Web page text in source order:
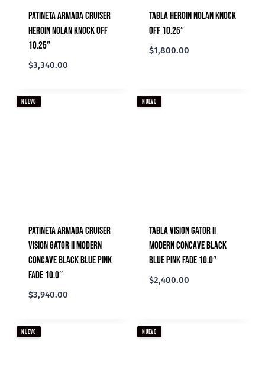
Patineta Armada Cruiser
Heroin Nolan Knock Off
10.25″
$3,340.00
Tabla Heroin Nolan Knock
Off 10.25″
$1,800.00
NUEVO
Patineta Armada Cruiser
Vision Gator II Modern
Concave Black Blue Pink
Fade 10.0″
$3,940.00
NUEVO
Tabla Vision Gator II
Modern Concave Black
Blue Pink Fade 10.0″
$2,400.00
NUEVO NUEVO